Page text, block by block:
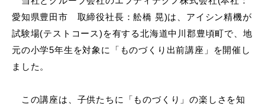
愛知県豊田市 取締役社長：舩橋 晃)は、アイシン精機が
試験場(テストコース)を有する北海道中川郡豊頃町で、地
元の小学5年生を対象に「ものづくり出前講座」を開催し
ました。
この講座は、子供たちに「ものづくり」の楽しさを知